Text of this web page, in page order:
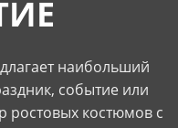
наибольший
событие или
костюмов с